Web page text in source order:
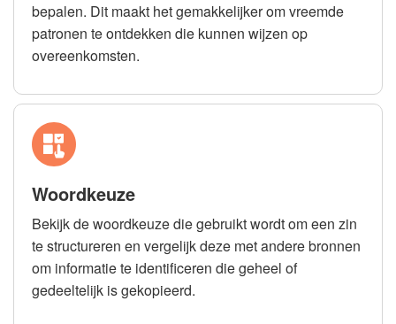
bepalen. Dit maakt het gemakkelijker om vreemde
patronen te ontdekken die kunnen wijzen op
overeenkomsten.
Woordkeuze
Bekijk de woordkeuze die gebruikt wordt om een zin
te structureren en vergelijk deze met andere bronnen
om informatie te identificeren die geheel of
gedeeltelijk is gekopieerd.